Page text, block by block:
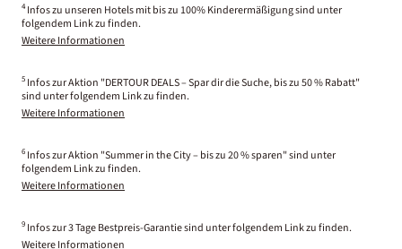
4 Infos zu unseren Hotels mit bis zu 100% Kinderermäßigung sind unter
folgendem Link zu finden.
Weitere Informationen
5 Infos zur Aktion "DERTOUR DEALS – Spar dir die Suche, bis zu 50 % Rabatt"
sind unter folgendem Link zu finden.
Weitere Informationen
6 Infos zur Aktion "Summer in the City – bis zu 20 % sparen" sind unter
folgendem Link zu finden.
Weitere Informationen
9 Infos zur 3 Tage Bestpreis-Garantie sind unter folgendem Link zu finden.
Weitere Informationen